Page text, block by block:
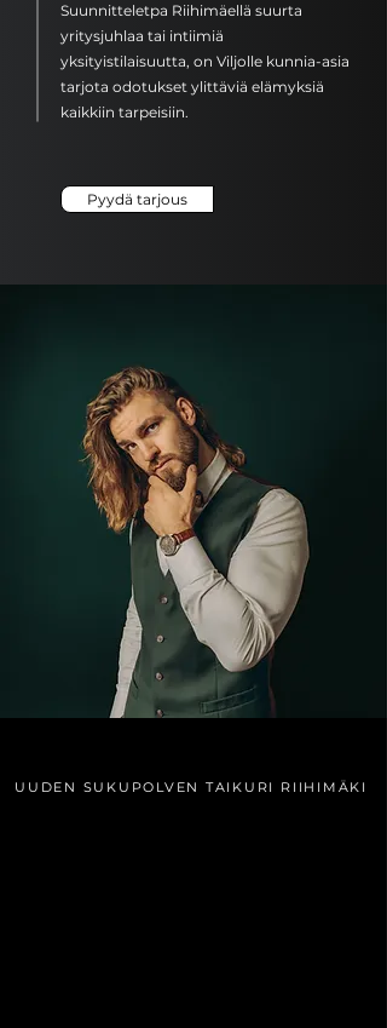
Suunnitteletpa Riihimäellä suurta
yritysjuhlaa tai intiimiä
yksityistilaisuutta, on Viljolle kunnia-asia
tarjota odotukset ylittäviä elämyksiä
kaikkiin tarpeisiin.​​
Pyydä tarjous
UUDEN SUKUPOLVEN TAIKURI RIIHIMÄKI